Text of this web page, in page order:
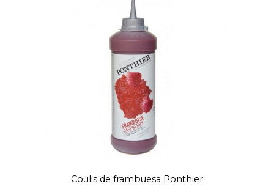
Coulis de frambuesa Ponthier